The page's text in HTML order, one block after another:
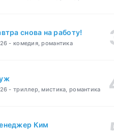
снова на работу!
- комедия, романтика
- триллер, мистика, романтика
Ким